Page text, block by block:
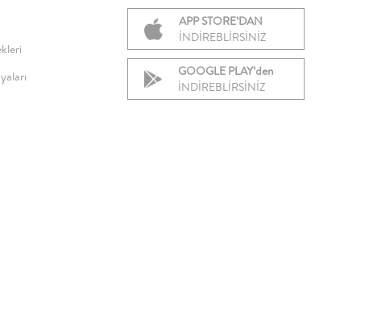
APP STORE’DAN
İNDİREBLİRSİNİZ
GOOGLE PLAY’den
İNDİREBLİRSİNİZ